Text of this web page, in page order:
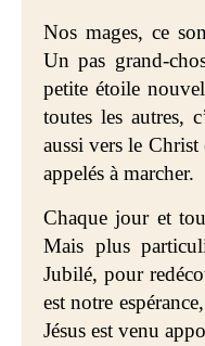
Nos mages, ce
Un pas grand-
petite étoile
toutes les autres,
aussi vers le
appelés à marcher.
Chaque jour et
Mais plus
Jubilé, pour
est notre
Jésus est venu